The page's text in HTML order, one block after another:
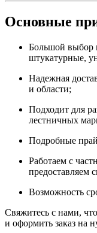
Основные
Большой выбор
штукатурные,
Надежная
и области;
Подходит для
лестничных
Подробные
Работаем с
предоставляем
Возможность
Свяжитесь с нами,
и оформить заказ на